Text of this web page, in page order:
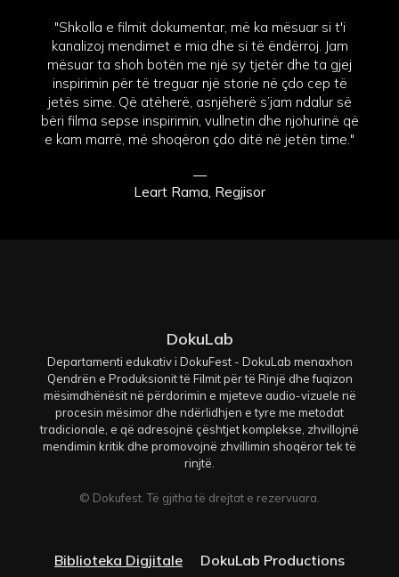
"Shkolla e filmit dokumentar, më ka mësuar si t'i
kanalizoj mendimet e mia dhe si të ëndërroj. Jam
mësuar ta shoh botën me një sy tjetër dhe ta gjej
inspirimin për të treguar një storie në çdo cep të
jetës sime. Që atëherë, asnjëherë s’jam ndalur së
bëri filma sepse inspirimin, vullnetin dhe njohurinë që
e kam marrë, më shoqëron çdo ditë në jetën time."
—
Leart Rama, Regjisor
DokuLab
Departamenti edukativ i DokuFest - DokuLab menaxhon
Qendrën e Produksionit të Filmit për të Rinjë dhe fuqizon
mësimdhënësit në përdorimin e mjeteve audio-vizuele në
procesin mësimor dhe ndërlidhjen e tyre me metodat
tradicionale, e që adresojnë çështjet komplekse, zhvillojnë
mendimin kritik dhe promovojnë zhvillimin shoqëror tek të
rinjtë.
© Dokufest. Të gjitha të drejtat e rezervuara.
Biblioteka Digjitale DokuLab Productions